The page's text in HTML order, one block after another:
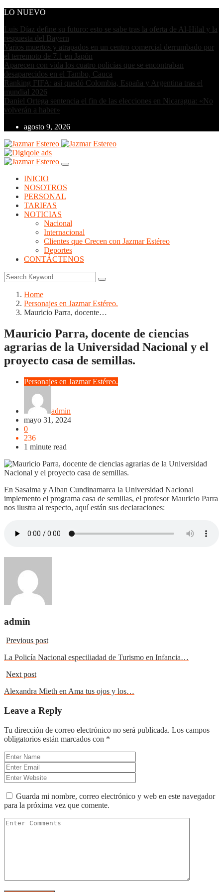
LO NUEVO
Luis Díaz define su futuro: esto se sabe tras la oferta de Al-Hilal y la
respuesta del Bayern
Varios muertos y atrapados en un centro comercial derrumbado por
el terremoto de 7.1 en Japón
Aparecen con vida los cuatro policías que se encontraban
desaparecidos en el Tambo, Cauca
Ranking FIFA: así quedó Colombia, España y Argentina tras el
mundial 2026
Daniel Ortega sentencia el fin de las elecciones en Nicaragua: «No
volverán a haber»
agosto 9, 2026
INICIO
NOSOTROS
PERSONAL
TARIFAS
NOTICIAS
Nacional
Internacional
Clientes que Crecen con Jazmar Estéreo
Deportes
CONTÁCTENOS
Home
Personajes en Jazmar Estéreo.
Mauricio Parra, docente…
Mauricio Parra, docente de ciencias
agrarias de la Universidad Nacional y el
proyecto casa de semillas.
Personajes en Jazmar Estéreo.
admin
mayo 31, 2024
0
236
1 minute read
En Sasaima y Alban Cundinamarca la Universidad Nacional
implemento el programa casa de semillas, el profesor Mauricio Parra
nos ilustra al respecto, aquí están sus declaraciones:
admin
Previous post
La Policía Nacional especiliadad de Turismo en Infancia…
Next post
Alexandra Mieth en Ama tus ojos y los…
Leave a Reply
Tu dirección de correo electrónico no será publicada. Los campos
obligatorios están marcados con *
Guarda mi nombre, correo electrónico y web en este navegador
para la próxima vez que comente.